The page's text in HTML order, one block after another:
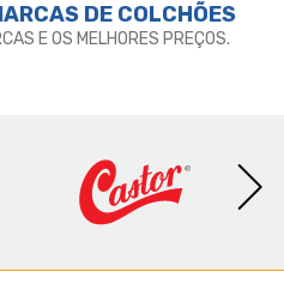
DE COLCHÕES
E OS MELHORES PREÇOS.